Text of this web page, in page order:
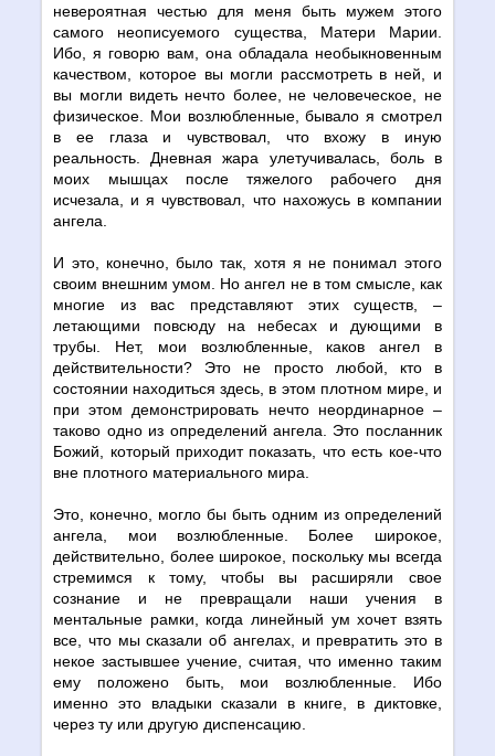
невероятная честью для меня быть мужем этого
самого неописуемого существа, Матери Марии.
Ибо, я говорю вам, она обладала необыкновенным
качеством, которое вы могли рассмотреть в ней, и
вы могли видеть нечто более, не человеческое, не
физическое. Мои возлюбленные, бывало я смотрел
в ее глаза и чувствовал, что вхожу в иную
реальность. Дневная жара улетучивалась, боль в
моих мышцах после тяжелого рабочего дня
исчезала, и я чувствовал, что нахожусь в компании
ангела.
И это, конечно, было так, хотя я не понимал этого
своим внешним умом. Но ангел не в том смысле, как
многие из вас представляют этих существ, –
летающими повсюду на небесах и дующими в
трубы. Нет, мои возлюбленные, каков ангел в
действительности? Это не просто любой, кто в
состоянии находиться здесь, в этом плотном мире, и
при этом демонстрировать нечто неординарное –
таково одно из определений ангела. Это посланник
Божий, который приходит показать, что есть кое-что
вне плотного материального мира.
Это, конечно, могло бы быть одним из определений
ангела, мои возлюбленные. Более широкое,
действительно, более широкое, поскольку мы всегда
стремимся к тому, чтобы вы расширяли свое
сознание и не превращали наши учения в
ментальные рамки, когда линейный ум хочет взять
все, что мы сказали об ангелах, и превратить это в
некое застывшее учение, считая, что именно таким
ему положено быть, мои возлюбленные. Ибо
именно это владыки сказали в книге, в диктовке,
через ту или другую диспенсацию.